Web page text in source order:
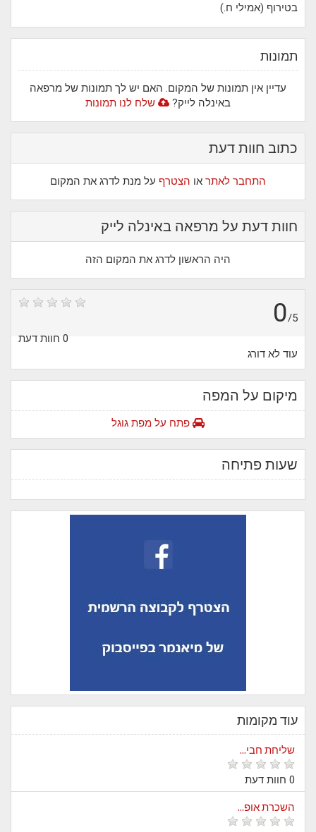
בטירוף (אמילי ח.)
תמונות
עדיין אין תמונות של המקום. האם יש לך תמונות של מרפאה
באינלה לייק?
שלח לנו תמונות
כתוב חוות דעת
התחבר לאתר או הצטרף על מנת לדרג את המקום
חוות דעת על מרפאה באינלה לייק
היה הראשון לדרג את המקום הזה
0/5
0 חוות דעת
עוד לא דורג
מיקום על המפה
פתח על מפת גוגל
שעות פתיחה
עוד מקומות
שליחת חבי...
0 חוות דעת
השכרת אופ...